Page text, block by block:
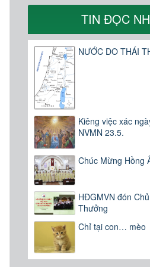
TIN ĐỌC
NƯỚC DO THÁI
Kiêng việc xác
NVMN 23.5.
Chúc Mừng Hồng
HĐGMVN đón
Thưởng
Chỉ tại con… mèo